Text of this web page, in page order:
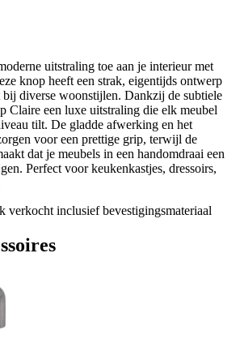
uitstraling toe aan je interieur met
knop heeft een strak, eigentijds ontwerp
bij diverse woonstijlen. Dankzij de subtiele
Claire een luxe uitstraling die elk meubel
tilt. De gladde afwerking en het
voor een prettige grip, terwijl de
dat je meubels in een handomdraai een
Perfect voor keukenkastjes, dressoirs,
verkocht inclusief bevestigingsmateriaal